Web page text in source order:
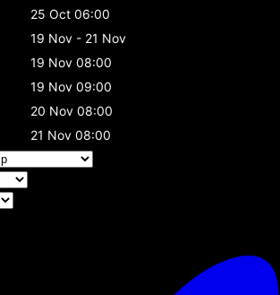
25 Oct 06:00
19 Nov - 21 Nov
19 Nov 08:00
19 Nov 09:00
20 Nov 08:00
21 Nov 08:00